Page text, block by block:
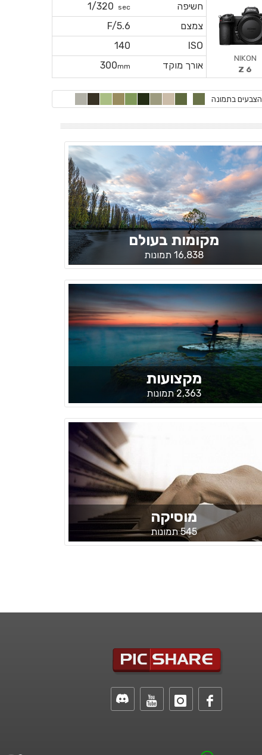
חשיפה sec
1/320
צמצם
F/5.6
ISO
140
אורך מוקד
300mm
NIKON
Z 6
הצבעים בתמונה
מקומות בעולם
16,838 תמונות
מקצועות
2,363 תמונות
מוסיקה
545 תמונות